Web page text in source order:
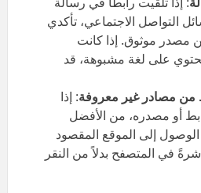
التواصل الاجتماعي، تأكدي
مصدر موثوق. إذا كانت
تحتوي على لغة مشبوهة، قد
من مصادر غير معروفة: إذا
أو مصدره، من الأفضل
الوصول إلى الموقع المقصود
في المتصفح بدلاً من النقر